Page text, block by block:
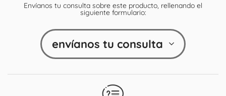
Envíanos tu consulta sobre este producto, rellenando el
siguiente formulario:
envíanos tu consulta